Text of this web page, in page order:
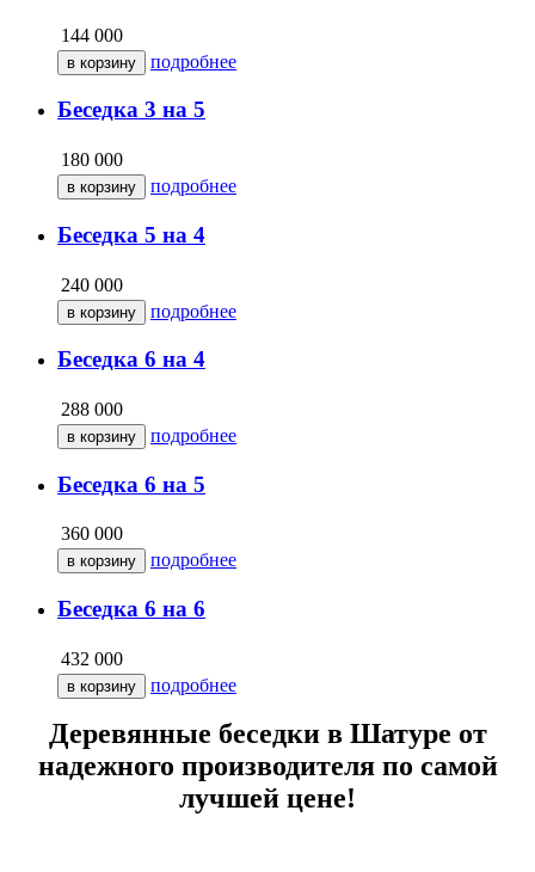
144 000
подробнее
Беседка 3 на 5
180 000
подробнее
Беседка 5 на 4
240 000
подробнее
Беседка 6 на 4
288 000
подробнее
Беседка 6 на 5
360 000
подробнее
Беседка 6 на 6
432 000
подробнее
Деревянные беседки в Шатуре от
надежного производителя по самой
лучшей цене!